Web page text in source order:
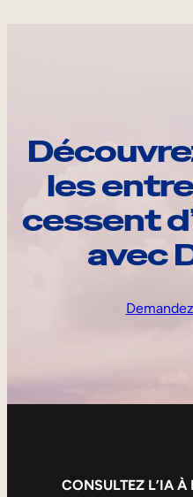
les
cessent
avec
CONSULTEZ L’IA À